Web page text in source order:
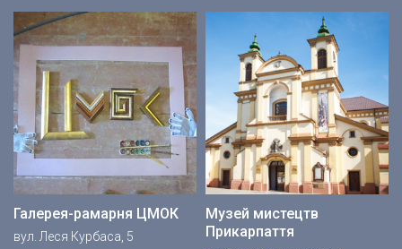
Галерея-рамарня ЦМОК
вул. Леся Курбаса, 5
Музей мистецтв
Прикарпаття